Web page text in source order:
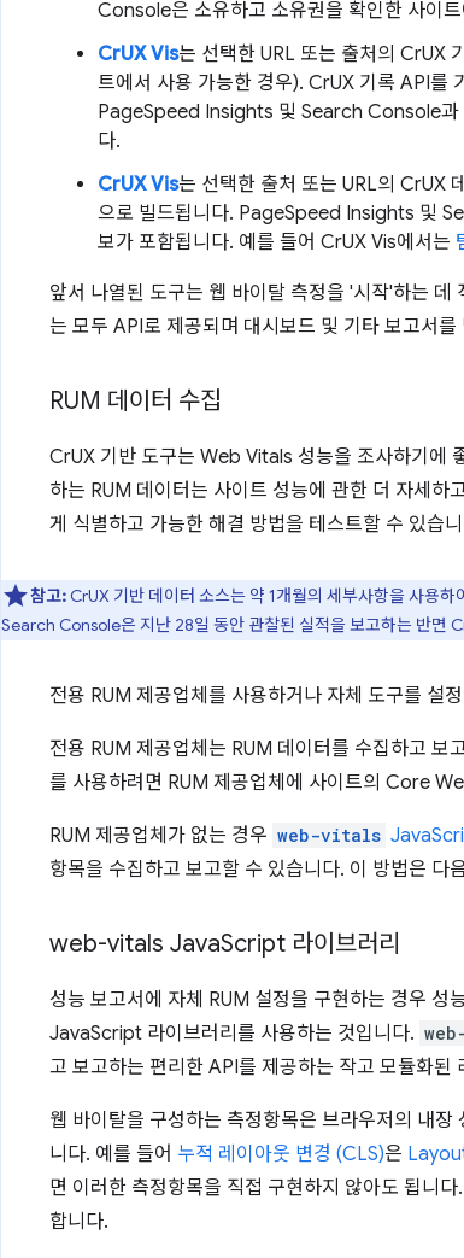
Console은 소유하고 소유권을 확인한 사이
CrUX Vis는 선택한 URL 또는 출처의 CrUX
트에서 사용 가능한 경우). CrUX 기록 API를
PageSpeed Insights 및 Search Console과
다.
CrUX Vis는 선택한 출처 또는 URL의 CrUX
으로 빌드됩니다. PageSpeed Insights 및
보가 포함됩니다. 예를 들어 CrUX Vis에서는
앞서 나열된 도구는 웹 바이탈 측정을 '시작'하는
는 모두 API로 제공되며 대시보드 및 기타 보고서
RUM 데이터 수집
CrUX 기반 도구는 Web Vitals 성능을 조사하기에
하는 RUM 데이터는 사이트 성능에 관한 더 자세하
게 식별하고 가능한 해결 방법을 테스트할 수 있습
참고: CrUX 기반 데이터 소스는 약 1개월의 세부사항을 사용
Search Console은 지난 28일 동안 관찰된 실적을 보고하는 반면
전용 RUM 제공업체를 사용하거나 자체 도구를 설
전용 RUM 제공업체는 RUM 데이터를 수집하고
를 사용하려면 RUM 제공업체에 사이트의 Core
RUM 제공업체가 없는 경우 web-vitals
항목을 수집하고 보고할 수 있습니다. 이 방법은 다
web-vitals JavaScript 라이브러리
성능 보고서에 자체 RUM 설정을 구현하는 경우 성
JavaScript 라이브러리를 사용하는 것입니다.
고 보고하는 편리한 API를 제공하는 작고 모듈화된
웹 바이탈을 구성하는 측정항목은 브라우저의 내
니다. 예를 들어 누적 레이아웃 변경 (CLS)은
면 이러한 측정항목을 직접 구현하지 않아도 됩니
합니다.